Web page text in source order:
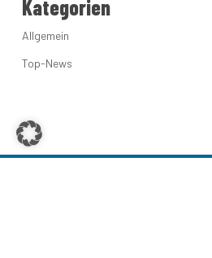
Kategorien
Allgemein
Top-News